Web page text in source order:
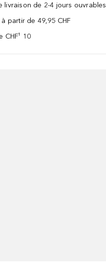
livraison de 2-4 jours ouvrables
partir de 49,95 CHF
CHF¹ 10